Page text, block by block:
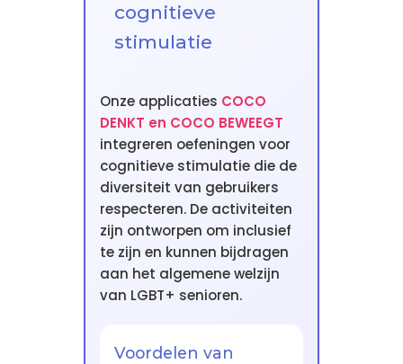
cognitieve
stimulatie
Onze applicaties COCO
DENKT en COCO BEWEEGT
integreren oefeningen voor
cognitieve stimulatie die de
diversiteit van gebruikers
respecteren. De activiteiten
zijn ontworpen om inclusief
te zijn en kunnen bijdragen
aan het algemene welzijn
van LGBT+ senioren.
Voordelen van